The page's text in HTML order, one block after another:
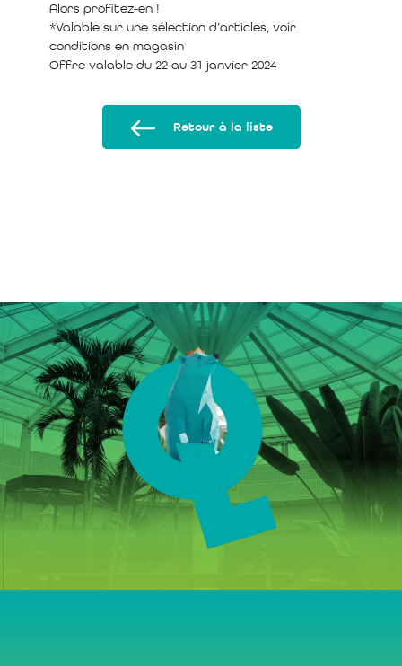
Alors profitez-en !
*Valable sur une sélection d’articles, voir
conditions en magasin
Offre valable du 22 au 31 janvier 2024
Retour à la liste